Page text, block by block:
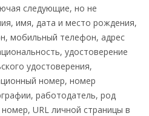
следующие, но не
имя, дата и место рождения,
мобильный телефон, адрес
удостоверение
удостоверения,
номер, номер
работодатель, род
URL личной страницы в